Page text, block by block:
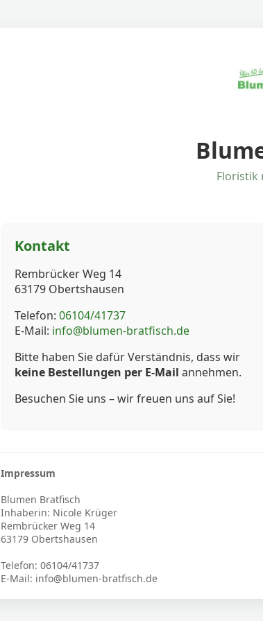
Floristik
Kontakt
Rembrücker Weg 14
63179 Obertshausen
Telefon: 06104/41737
E-Mail: info@blumen-bratfisch.de
Bitte haben Sie dafür Verständnis, dass wir
keine Bestellungen per E-Mail annehmen.
Besuchen Sie uns – wir freuen uns auf Sie!
Impressum
Blumen Bratfisch
Inhaberin: Nicole Krüger
Rembrücker Weg 14
63179 Obertshausen
Telefon: 06104/41737
E-Mail: info@blumen-bratfisch.de